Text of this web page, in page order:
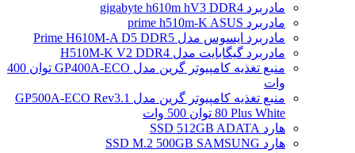
مادربرد gigabyte h610m hV3 DDR4
مادربرد prime h510m-K ASUS
مادربرد ایسوس مدل Prime H610M-A D5 DDR5
مادربرد گیگابایت مدل H510M-K V2 DDR4
منبع تغذیه کامپیوتر گرین مدل GP400A-ECO توان 400
وات
منبع تغذیه کامپیوتر گرین مدل GP500A-ECO Rev3.1
80 Plus White توان 500 وات
هارد SSD 512GB ADATA
هارد SSD M.2 500GB SAMSUNG